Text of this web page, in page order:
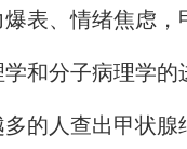
表、情绪焦虑
分子病理学的
人查出甲状腺